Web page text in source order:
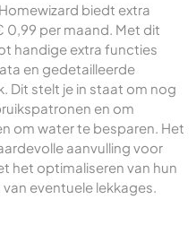
biedt extra
per maand. Met dit
handige extra functies
en gedetailleerde
Dit stelt je in staat om nog
en om
om water te besparen. Het
aanvulling voor
het optimaliseren van hun
eventuele lekkages.